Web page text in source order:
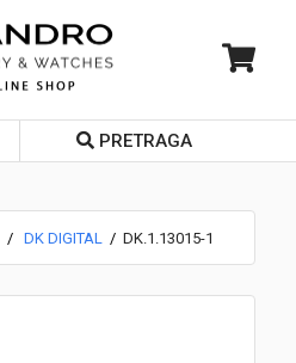
PRETRAGA
DK DIGITAL DK.1.13015-1